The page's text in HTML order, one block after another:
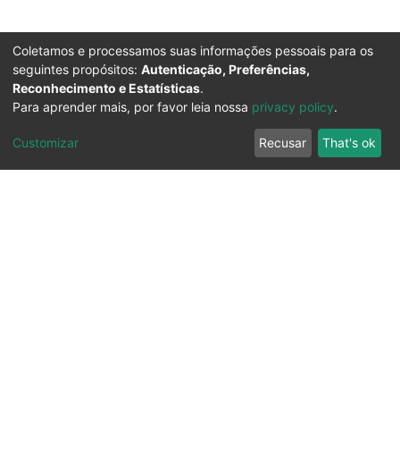
Coletamos e processamos suas informações pessoais para os
seguintes propósitos: Autenticação, Preferências,
Reconhecimento e Estatísticas.
Para aprender mais, por favor leia nossa privacy policy.
Customizar Recusar That's ok